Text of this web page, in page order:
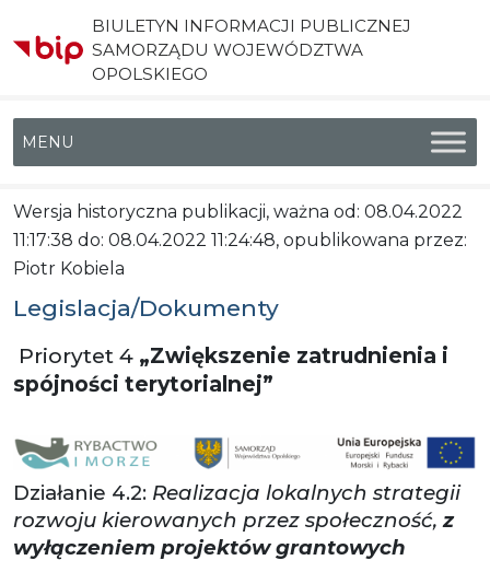
BIULETYN INFORMACJI PUBLICZNEJ
SAMORZĄDU WOJEWÓDZTWA
OPOLSKIEGO
Menu główne
Wersja historyczna publikacji, ważna od: 08.04.2022
11:17:38 do: 08.04.2022 11:24:48, opublikowana przez:
Piotr Kobiela
Legislacja/Dokumenty
Priorytet 4 „Zwiększenie zatrudnienia i
spójności terytorialnej”
Działanie 4.2: Realizacja lokalnych strategii
rozwoju kierowanych przez społeczność,z
wyłączeniem projektów grantowych